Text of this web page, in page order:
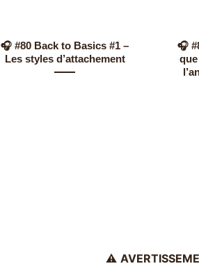
🎧 #80 Back to Basics #1 –
Les styles d’attachement
🎧
⚠️